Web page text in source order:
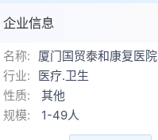
企业信息
名称:
厦门国贸泰和康复医院
行业:
医疗.卫生
性质:
其他
规模:
1-49人